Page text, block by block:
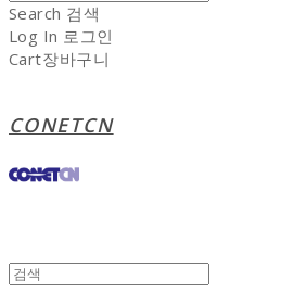
Search 검색
Log In 로그인
Cart장바구니
CONETCN